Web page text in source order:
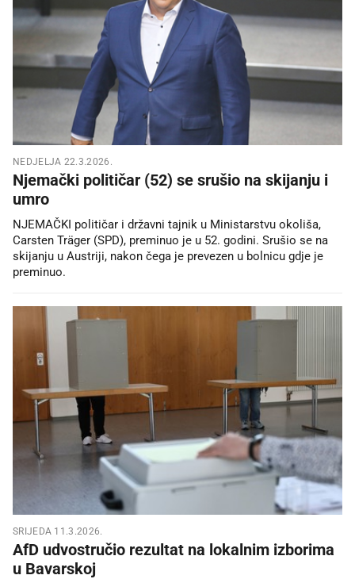
NEDJELJA 22.3.2026.
Njemački političar (52) se srušio na skijanju i
umro
NJEMAČKI političar i državni tajnik u Ministarstvu okoliša,
Carsten Träger (SPD), preminuo je u 52. godini. Srušio se na
skijanju u Austriji, nakon čega je prevezen u bolnicu gdje je
preminuo.
SRIJEDA 11.3.2026.
AfD udvostručio rezultat na lokalnim izborima
u Bavarskoj